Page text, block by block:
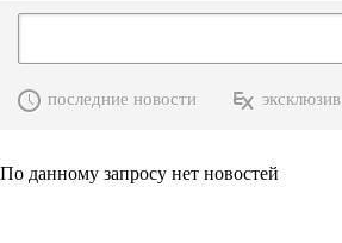
последние новости эксклюзив
По данному запросу нет новостей